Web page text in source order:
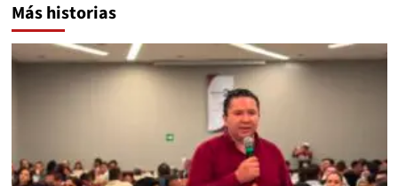
Más historias